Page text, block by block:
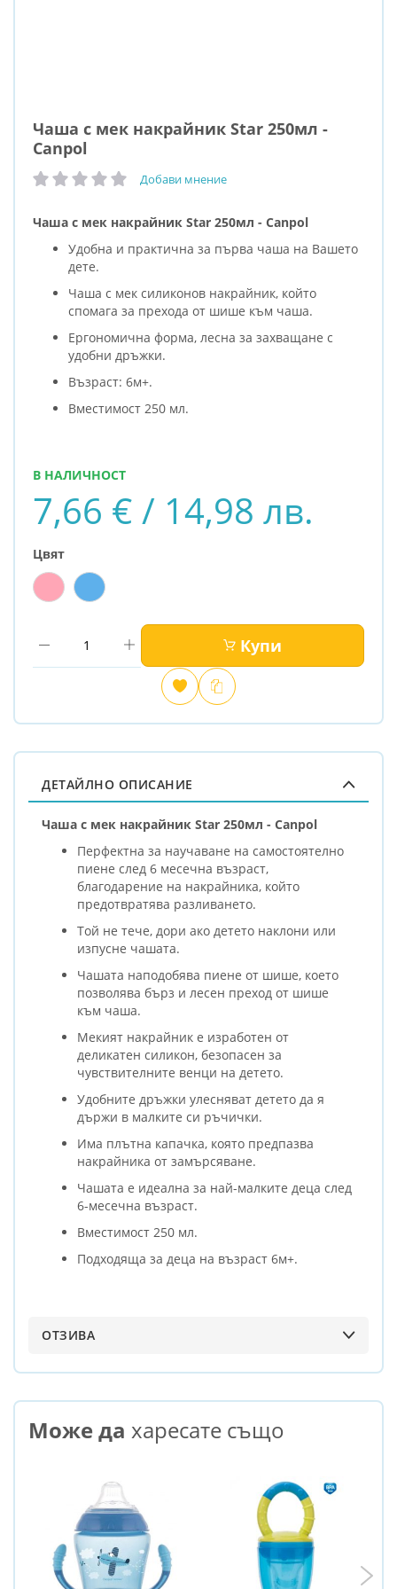
Чаша с мек накрайник Star 250мл -
Canpol
рейтинг: Добави мнение
Чаша с мек накрайник Star 250мл - Canpol
Удобна и практична за първа чаша на Вашето
дете.
Чаша с мек силиконов накрайник, който
спомага за прехода от шише към чаша.
Ергономична форма, лесна за захващане с
удобни дръжки.
Възраст: 6м+.
Вместимост 250 мл.
7,66 € / 14,98 лв.
В НАЛИЧНОСТ
Цвят
Купи
Добави
любими
Сравни
ДЕТАЙЛНО ОПИСАНИЕ
Чаша с мек накрайник Star 250мл - Canpol
Перфектна за научаване на самостоятелно
пиене след 6 месечна възраст,
благодарение на накрайника, който
предотвратява разливането.
Той не тече, дори ако детето наклони или
изпусне чашата.
Чашата наподобява пиене от шише, което
позволява бърз и лесен преход от шише
към чаша.
Мекият накрайник е изработен от
деликатен силикон, безопасен за
чувствителните венци на детето.
Удобните дръжки улесняват детето да я
държи в малките си ръчички.
Има плътна капачка, която предпазва
накрайника от замърсяване.
Чашата е идеална за най-малките деца след
6-месечна възраст.
Вместимост 250 мл.
Подходяща за деца на възраст 6м+.
ОТЗИВА
Може да харесате също